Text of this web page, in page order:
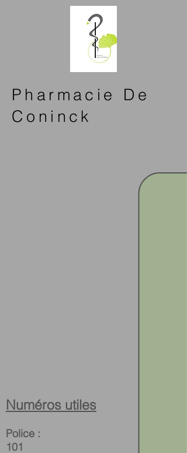
Pharmacie De
Coninck
Numéros utiles
Police :
101